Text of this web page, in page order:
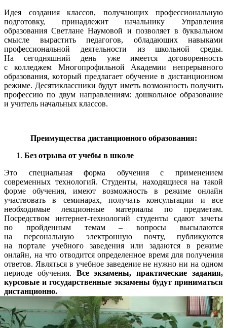
Идея создания классов, получающих профессиональную
подготовку, принадлежит начальнику Управления
образования Светлане Наумовой и позволяет в буквальном
смысле вырастить педагогов, обладающих навыками
профессиональной деятельности из школьной среды.
На сегодняшний день уже имеется договоренность
с колледжем Многопрофильной Академии непрерывного
образования, который предлагает обучение в дистанционном
режиме. Десятиклассники будут иметь возможность получить
профессию по двум направлениям: дошкольное образование
и учитель начальных классов.
Преимущества дистанционного образования:
Без отрыва от учебы в школе
Это специальная форма обучения с применением
современных технологий. Студенты, находящиеся на такой
форме обучения, имеют возможность в режиме онлайн
участвовать в семинарах, получать консультации и все
необходимые лекционные материалы по предметам.
Посредством интернет-технологий студенты сдают зачеты
по пройденным темам – вопросы высылаются
на персональную электронную почту, публикуются
на портале учебного заведения или задаются в режиме
онлайн, на что отводится определенное время для получения
ответов. Являться в учебное заведение не нужно ни на одном
периоде обучения. Все экзамены, практические задания,
курсовые и государственные экзамены будут приниматься
дистанционно.